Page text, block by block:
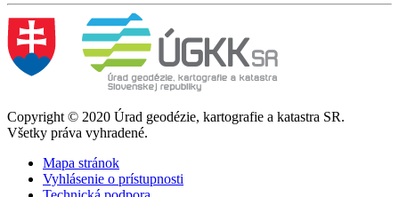
Copyright © 2020 Úrad geodézie, kartografie a katastra SR.
Všetky práva vyhradené.
Mapa stránok
Vyhlásenie o prístupnosti